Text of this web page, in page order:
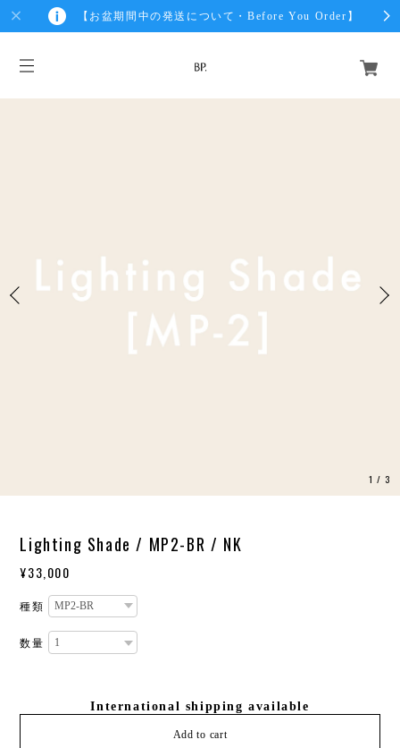
【お盆期間中の発送について・Before You Order】
1 / 3
Lighting Shade / MP2-BR / NK
¥33,000
種類
数量
International shipping available
Add to cart